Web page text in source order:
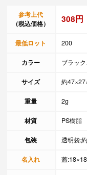
参考上代
（税込価格）
308円
最低ロット 200
カラー ブラッ
サイズ 約
重量 2g
材質 PS樹脂
包装 透明袋:
名入れ 蓋